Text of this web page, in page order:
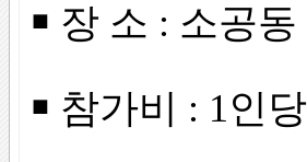
￭ 장 소 : 소공
￭ 참가비 : 1인